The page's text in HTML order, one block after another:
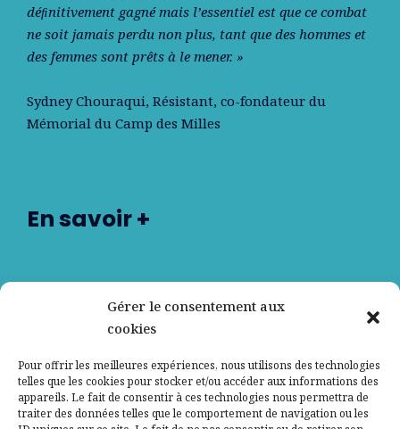
Gérer le consentement aux
cookies
Pour offrir les meilleures expériences, nous utilisons des technologies
telles que les cookies pour stocker et/ou accéder aux informations des
appareils. Le fait de consentir à ces technologies nous permettra de
traiter des données telles que le comportement de navigation ou les
déﬁnitivement gagné mais l’essentiel est que ce combat
ne soit jamais perdu non plus, tant que des hommes et
des femmes sont prêts à le mener. »
Sydney Chouraqui, Résistant, co-fondateur du
Mémorial du Camp des Milles
En savoir +
Contactez-nous